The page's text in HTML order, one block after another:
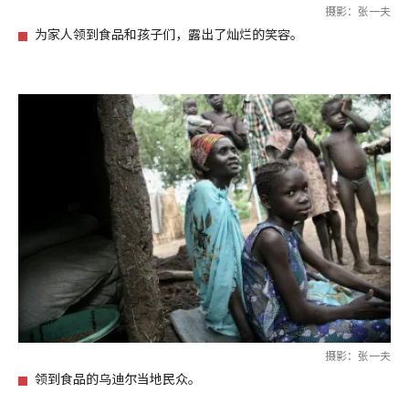
摄影：张一夫
为家人领到食品和孩子们，露出了灿烂的笑容。
摄影：张一夫
领到食品的乌迪尔当地民众。